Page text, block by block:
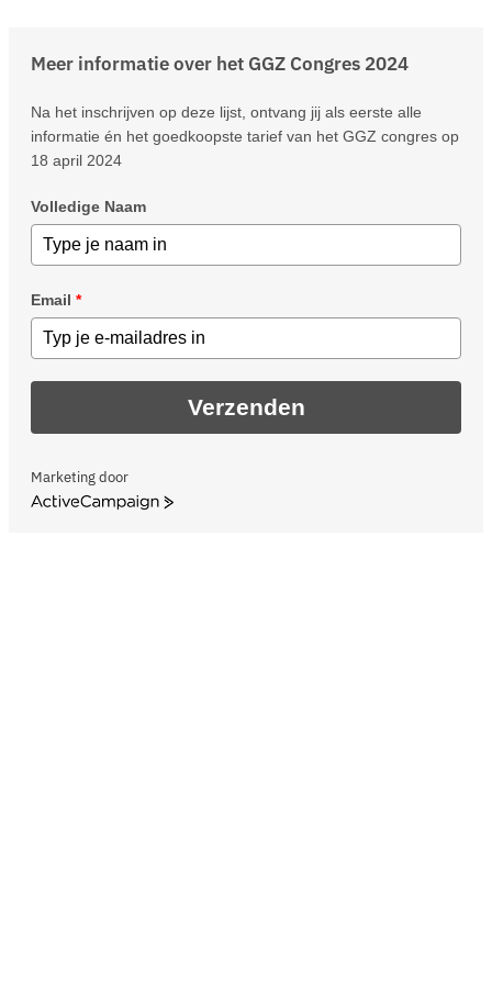
Meer informatie over het GGZ Congres 2024
Na het inschrijven op deze lijst, ontvang jij als eerste alle
informatie én het goedkoopste tarief van het GGZ congres op
18 april 2024
Volledige Naam
Email *
Verzenden
Marketing door
ActiveCampaign